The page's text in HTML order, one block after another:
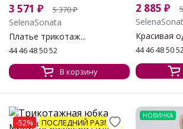
3 571 ₽ 5 370₽
SelenaSonata
Платье трикотаж...
44 46 48 50 52
В корзину
2 885 ₽
Красивая
44 46 48 50
-52% ПОСЛЕДНИЙ РАЗМЕР
НОВИНКА